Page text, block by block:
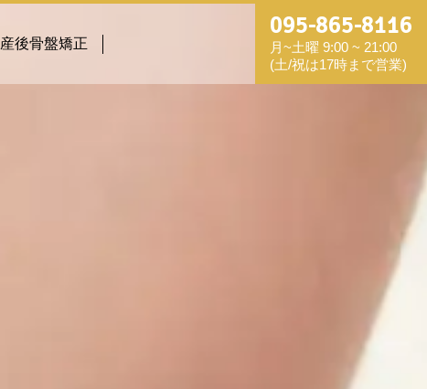
産後骨盤矯正
095-865-8116
月~土曜 9:00 ~ 21:00
(土/祝は17時まで営業)